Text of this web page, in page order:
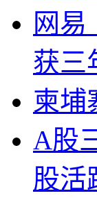
网易
获三
柬埔
A股
股活